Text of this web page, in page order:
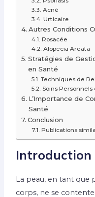
Acné
Urticaire
Autres Conditions
Rosacée
Alopecia Areata
Stratégies de
en Santé
Techniques de
Soins
L’Importance de
Santé
Conclusion
Publications
Introduction
La peau, en tant que
corps, ne se